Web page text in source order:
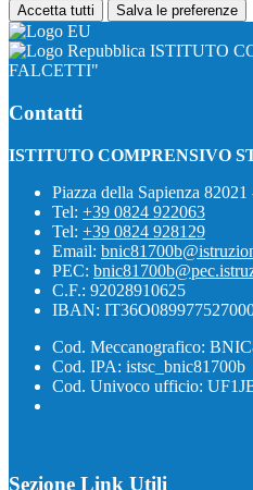
Accetta tutti Salva le preferenze
ISTITUTO
FALCETTI"
Contatti
ISTITUTO COMPRENSIVO
Piazza della Sapienza
Tel: +39 0824 922063
Tel: +39 0824 928129
Email:
PEC:
C.F.: 92028910625
IBAN:
Cod. Meccanografico:
Cod. IPA: istsc_bnic81700b
Cod. Univoco ufficio:
Sezione Link Utili